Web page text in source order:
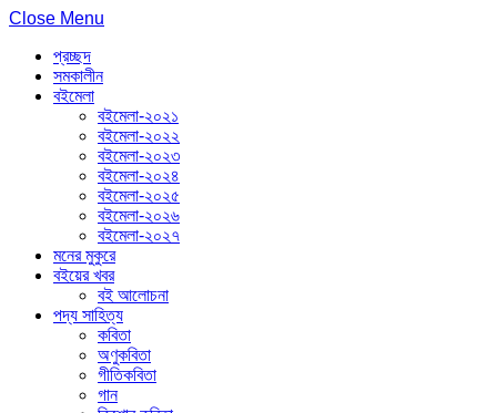
Close Menu
প্রচ্ছদ
সমকালীন
বইমেলা
বইমেলা-২০২১
বইমেলা-২০২২
বইমেলা-২০২৩
বইমেলা-২০২৪
বইমেলা-২০২৫
বইমেলা-২০২৬
বইমেলা-২০২৭
মনের মুকুরে
বইয়ের খবর
বই আলোচনা
পদ্য সাহিত্য
কবিতা
অণুকবিতা
গীতিকবিতা
গান